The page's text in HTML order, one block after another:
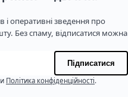
і оперативні зведення про
Без спаму, відписатися можна
Підписатися
Політика конфіденційності.